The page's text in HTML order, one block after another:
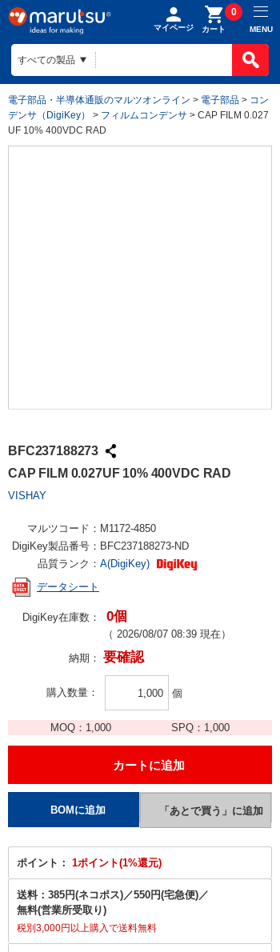
マイページ カート
0
MENU
電子部品・半導体通販のマルツオンライン > 電子部品 > コン
デンサ（DigiKey）
> フィルムコンデンサ > CAP FILM 0.027
UF 10% 400VDC RAD
BFC237188273
CAP FILM 0.027UF 10% 400VDC RAD
VISHAY
マルツコード： M1172-4850
DigiKey製品番号： BFC237188273-ND
品質ランク： A(DigiKey)
データシート
DigiKey在庫数： 0個
（ 2026/08/07 08:39 現在）
納期： 要確認
購入数量 個
MOQ： 1,000 SPQ： 1,000
ポイント： 1ポイント(1%還元)
送料： 385円(ネコポス)／550円(宅急便)／
無料(営業所受取り)
税別3,000円以上購入で送料無料